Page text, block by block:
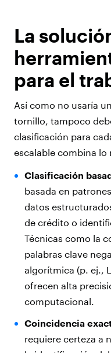
La
para el
Así como no usaría
tornillo, tampoco
clasificación para
escalable combina lo
Clasificación
basada en
datos
de crédito o
Técnicas como la
palabras clave
algorítmica (p. ej.,
ofrecen alta
computacional.
Coincidencia
requiere certeza a